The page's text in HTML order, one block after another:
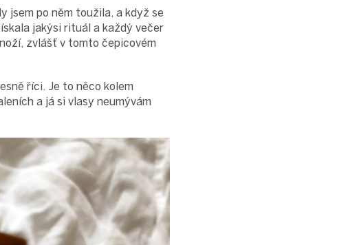
jsem po něm toužila, a když se
jakýsi rituál a každý večer
zvlášť v tomto čepicovém
říci. Je to něco kolem
a já si vlasy neumývám